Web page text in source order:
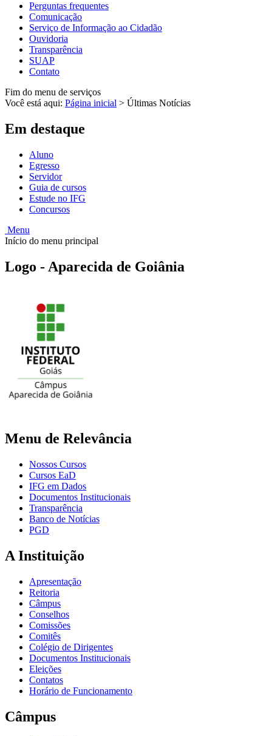
Perguntas frequentes
Comunicação
Serviço de Informação ao Cidadão
Ouvidoria
Transparência
SUAP
Contato
Fim do menu de serviços
Você está aqui: Página inicial > Últimas Notícias
Em destaque
Aluno
Egresso
Servidor
Guia de cursos
Estude no IFG
Concursos
Menu
Início do menu principal
Logo - Aparecida de Goiânia
Menu de Relevância
Nossos Cursos
Cursos EaD
IFG em Dados
Documentos Institucionais
Transparência
Banco de Notícias
PGD
A Instituição
Apresentação
Reitoria
Câmpus
Conselhos
Comissões
Comitês
Colégio de Dirigentes
Documentos Institucionais
Eleições
Contatos
Horário de Funcionamento
Câmpus